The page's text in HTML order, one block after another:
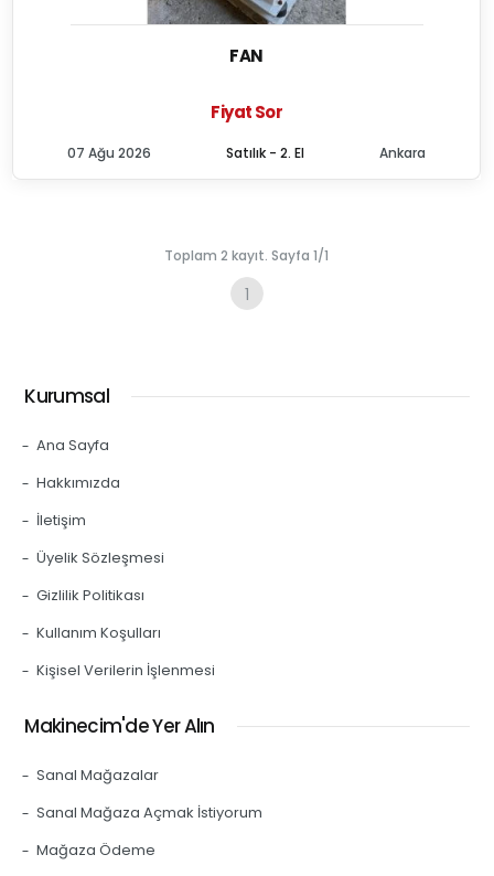
FAN
Fiyat Sor
Satılık - 2. El
07 Ağu 2026 Ankara
Toplam 2 kayıt. Sayfa 1/1
1
Kurumsal
Ana Sayfa
Hakkımızda
İletişim
Üyelik Sözleşmesi
Gizlilik Politikası
Kullanım Koşulları
Kişisel Verilerin İşlenmesi
Makinecim'de Yer Alın
Sanal Mağazalar
Sanal Mağaza Açmak İstiyorum
Mağaza Ödeme